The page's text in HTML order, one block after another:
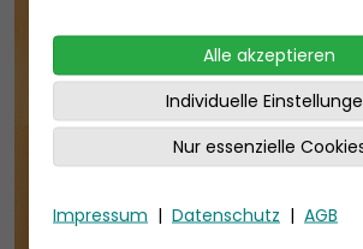
Alle akzeptieren
Individuelle
Nur essenzielle
Impressum | Datenschutz | AGB